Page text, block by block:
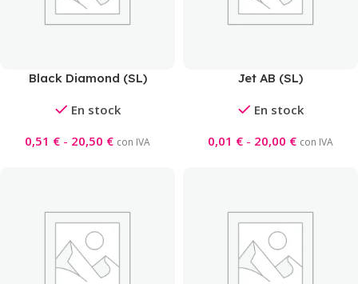
Black Diamond (SL)
En stock
0,51 € - 20,50 € con IVA
Jet AB (SL)
En stock
0,01 € - 20,00 € con IVA